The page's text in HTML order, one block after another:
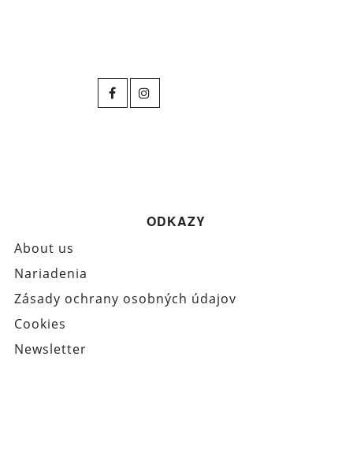
ODKAZY
About us
Nariadenia
Zásady ochrany osobných údajov
Cookies
Newsletter